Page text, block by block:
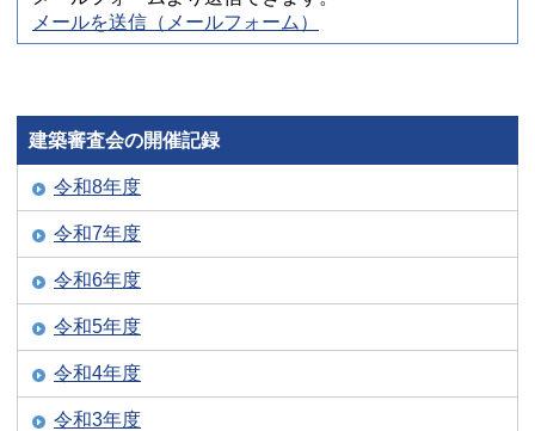
メールを送信（メールフォーム）
建築審査会の開催記録
令和8年度
令和7年度
令和6年度
令和5年度
令和4年度
令和3年度